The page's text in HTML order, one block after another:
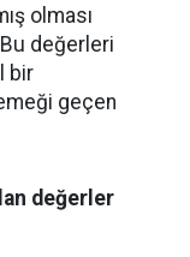
olması
değerleri
bir
geçen
değerler